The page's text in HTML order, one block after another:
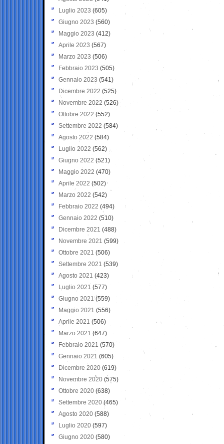
Luglio 2023 (605)
Giugno 2023 (560)
Maggio 2023 (412)
Aprile 2023 (567)
Marzo 2023 (506)
Febbraio 2023 (505)
Gennaio 2023 (541)
Dicembre 2022 (525)
Novembre 2022 (526)
Ottobre 2022 (552)
Settembre 2022 (584)
Agosto 2022 (584)
Luglio 2022 (562)
Giugno 2022 (521)
Maggio 2022 (470)
Aprile 2022 (502)
Marzo 2022 (542)
Febbraio 2022 (494)
Gennaio 2022 (510)
Dicembre 2021 (488)
Novembre 2021 (599)
Ottobre 2021 (506)
Settembre 2021 (539)
Agosto 2021 (423)
Luglio 2021 (577)
Giugno 2021(559)
Maggio 2021 (556)
Aprile 2021 (506)
Marzo 2021 (647)
Febbraio 2021 (570)
Gennaio 2021 (605)
Dicembre 2020 (619)
Novembre 2020 (575)
Ottobre 2020 (638)
Settembre 2020(465)
Agosto 2020 (588)
Luglio 2020 (597)
Giugno 2020 (580)